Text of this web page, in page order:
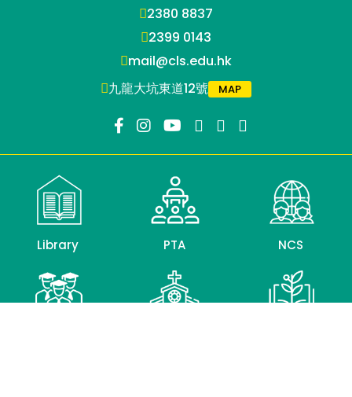
2380 8837
2399 0143
mail@cls.edu.hk
九龍大坑東道12號
MAP
Library PTA NCS